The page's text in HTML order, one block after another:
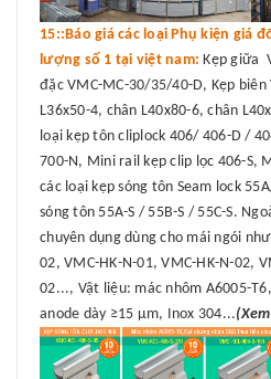
15::Báo giá các loại Phụ kiện giá
lượng số 1 tại việt nam:Kẹp giữa
đặc VMC-MC-30/35/40-D, Kẹp biên
L36x50-4, chân L40x80-6, chân
loại kẹp tôn cliplock 406/ 406-D /
700-N, Mini rail kẹp clip lọc 406-S,
các loại kẹp sóng tôn Seam lock
sóng tôn 55A-S / 55B-S / 55C-S.
chuyên dụng dùng cho mái ngói
02, VMC-HK-N-01, VMC-HK-N-02,
02..., Vật liệu: mác nhôm A6005-
anode dày ≥15 μm, Inox 304...